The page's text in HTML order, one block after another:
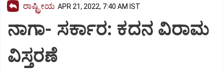
ರಾಷ್ಟ್ರೀಯ APR 21, 2022, 7:40 AM IST
ನಾಗಾ- ಸರ್ಕಾರ: ಕದನ ವಿರಾಮ
ವಿಸ್ತರಣೆ